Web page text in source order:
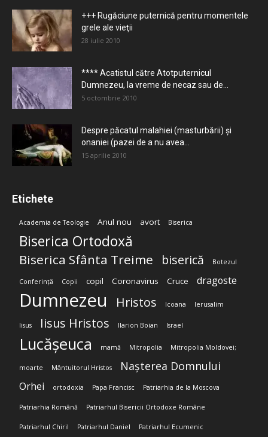
+++ Rugăciune puternică pentru momentele
grele ale vieţii
28 iulie 2010
**** Acatistul către Atotputernicul
Dumnezeu, la vreme de necaz sau de...
5 octombrie 2010
Despre păcatul malahiei (masturbării) şi
onaniei (pazei de a nu avea...
15 aprilie 2010
Etichete
Academia de Teologie Anul nou avort Biserica
Biserica Ortodoxă
Biserica Sfânta Treime biserică Botezul
Conferință Copii copil Coronavirus Cruce dragoste
Dumnezeu Hristos Icoana Ierusalim
Iisus Iisus Hristos Ilarion Boian Israel
Lucășeuca mamă Mitropolia Mitropolia Moldovei;
moarte Mântuitorul Hristos Nașterea Domnului
Orhei ortodoxia Papa Francisc Patriarhia de la Moscova
Patriarhia Română Patriarhul Bisericii Ortodoxe Române
Patriarhul Chiril Patriarhul Daniel Patriarhul Ecumenic